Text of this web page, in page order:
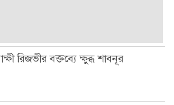
রিজভীর বক্তব্যে ক্ষুব্ধ শাবনূর